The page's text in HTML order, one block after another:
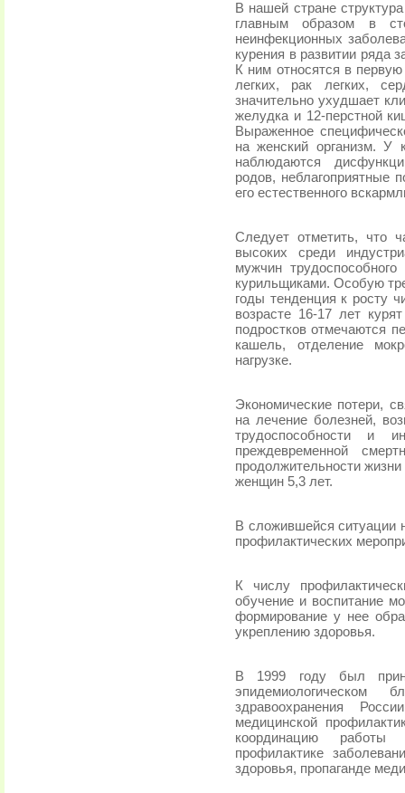
В нашей стране
главным образом в
неинфекционных
курения в развитии ряда
К ним относятся в
легких, рак легких,
значительно ухудшает
желудка и 12-перстной
Выраженное
на женский организм.
наблюдаются
родов, неблагоприятные
его естественного
Следует отметить, что
высоких среди
мужчин
курильщиками. Особую
годы тенденция к росту
возрасте 16-17 лет
подростков отмечаются
кашель, отделение
нагрузке.
Экономические потери,
на лечение болезней,
трудоспособности и
преждевременной
продолжительности
женщин 5,3 лет.
В сложившейся ситуации
профилактических
К числу
обучение и воспитание
формирование у нее
укреплению здоровья.
В 1999 году был
эпидемиологическом
здравоохранения
медицинской
координацию
профилактике
здоровья, пропаганде